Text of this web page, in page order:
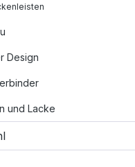
Design
und Lacke